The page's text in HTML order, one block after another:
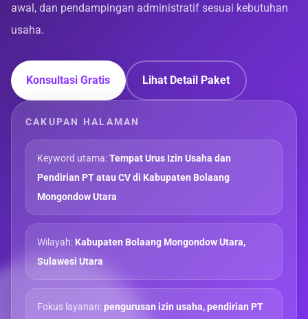
awal, dan pendampingan administratif sesuai kebutuhan
usaha.
Konsultasi Gratis Lihat Detail Paket
CAKUPAN HALAMAN
Keyword utama:Tempat Urus Izin Usaha dan
Pendirian PT atau CV di Kabupaten Bolaang
Mongondow Utara
Wilayah: Kabupaten Bolaang Mongondow Utara,
Sulawesi Utara
Fokus layanan:pengurusan izin usaha, pendirian PT